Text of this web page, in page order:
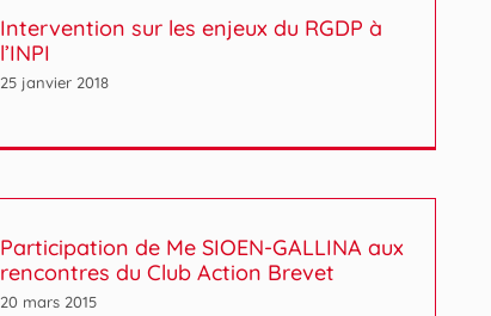
Intervention sur les enjeux du RGDP à
l’INPI
25 janvier 2018
Participation de Me SIOEN-GALLINA aux
rencontres du Club Action Brevet
20 mars 2015